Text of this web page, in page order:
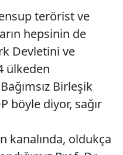
terörist ve
hepsinin de
Devletini ve
ülkeden
Birleşik
böyle diyor, sağır
kanalında, oldukça